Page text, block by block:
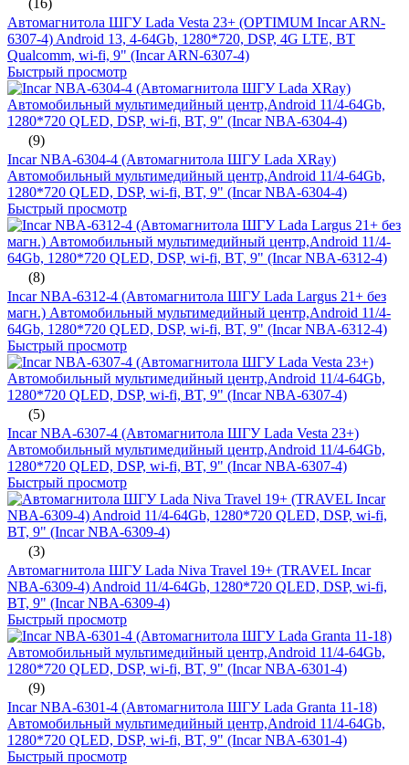
(16)
Автомагнитола ШГУ Lada Vesta 23+ (OPTIMUM Incar ARN-
6307-4) Android 13, 4-64Gb, 1280*720, DSP, 4G LTE, BT
Qualcomm, wi-fi, 9" (Incar ARN-6307-4)
Быстрый просмотр
(9)
Incar NBA-6304-4 (Автомагнитола ШГУ Lada XRay)
Автомобильный мультимедийный центр,Android 11/4-64Gb,
1280*720 QLED, DSP, wi-fi, BT, 9" (Incar NBA-6304-4)
Быстрый просмотр
(8)
Incar NBA-6312-4 (Автомагнитола ШГУ Lada Largus 21+ без
магн.) Автомобильный мультимедийный центр,Android 11/4-
64Gb, 1280*720 QLED, DSP, wi-fi, BT, 9" (Incar NBA-6312-4)
Быстрый просмотр
(5)
Incar NBA-6307-4 (Автомагнитола ШГУ Lada Vesta 23+)
Автомобильный мультимедийный центр,Android 11/4-64Gb,
1280*720 QLED, DSP, wi-fi, BT, 9" (Incar NBA-6307-4)
Быстрый просмотр
(3)
Автомагнитола ШГУ Lada Niva Travel 19+ (TRAVEL Incar
NBA-6309-4) Android 11/4-64Gb, 1280*720 QLED, DSP, wi-fi,
BT, 9" (Incar NBA-6309-4)
Быстрый просмотр
(9)
Incar NBA-6301-4 (Автомагнитола ШГУ Lada Granta 11-18)
Автомобильный мультимедийный центр,Android 11/4-64Gb,
1280*720 QLED, DSP, wi-fi, BT, 9" (Incar NBA-6301-4)
Быстрый просмотр